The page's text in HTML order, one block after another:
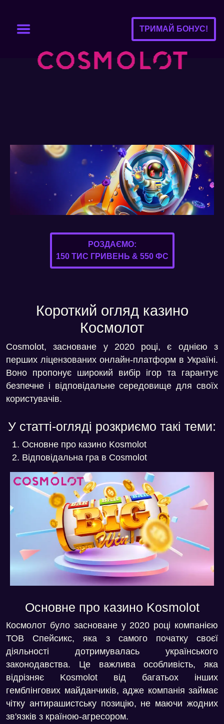
ТРИМАЙ БОНУС!
РОЗДАЄМО:
150 ТИС ГРИВЕНЬ & 550 ФС
Короткий огляд казино
Космолот
Cosmolot, засноване у 2020 році, є однією з
перших ліцензованих онлайн-платформ в Україні.
Воно пропонує широкий вибір ігор та гарантує
безпечне і відповідальне середовище для своїх
користувачів.
У статті-огляді розкриємо такі теми:
Основне про казино Kosmolot
Відповідальна гра в Cosmolot
Основне про казино Kosmolot
Космолот було засноване у 2020 році компанією
ТОВ Спейсикс, яка з самого початку своєї
діяльності дотримувалась українського
законодавства. Це важлива особливість, яка
відрізняє Kosmolot від багатьох інших
гемблінгових майданчиків, адже компанія займає
чітку антирашистську позицію, не маючи жодних
зв'язків з країною-агресором.